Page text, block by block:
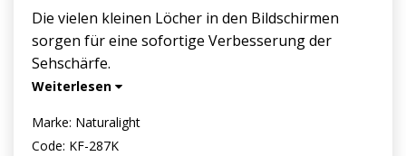
Die vielen kleinen Löcher in den Bildschirmen
sorgen für eine sofortige Verbesserung der
Sehschärfe.
Weiterlesen
Marke: Naturalight
Code: KF-287K